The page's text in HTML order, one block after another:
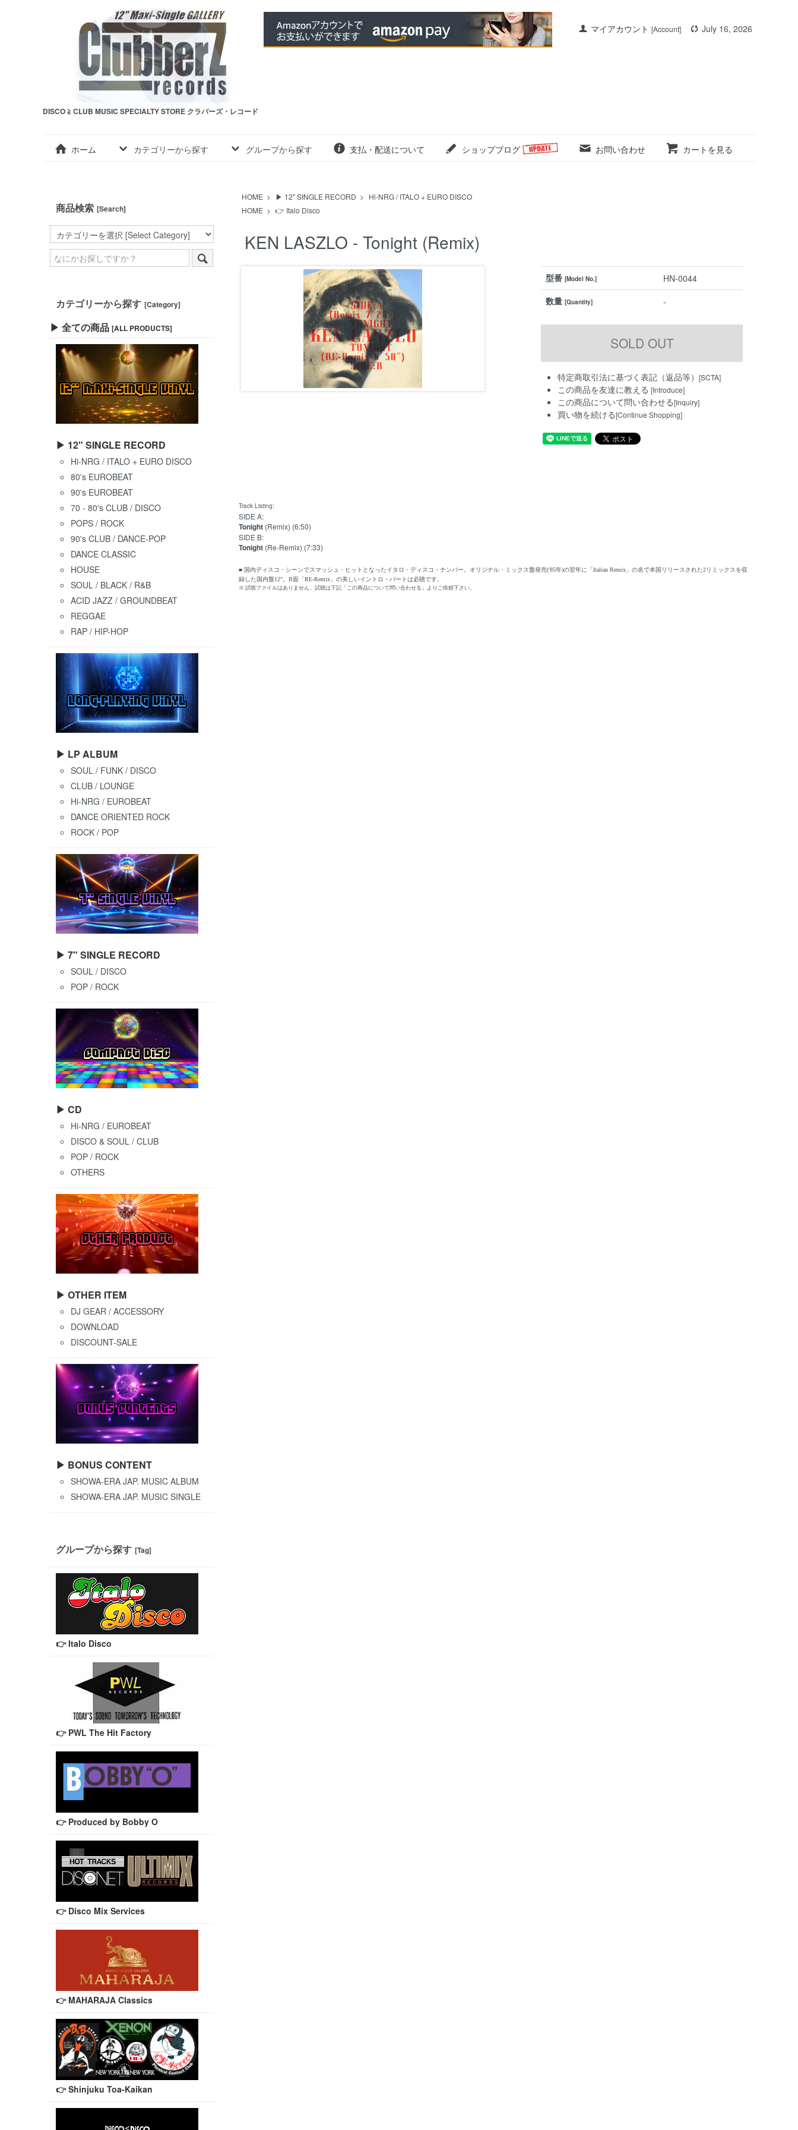
マイアカウント [Account] July 16, 2026
DISCO ≧ CLUB MUSIC SPECIALTY STORE クラバーズ・レコード
ホーム カテゴリーから探す グループから探す 支払・配送について ショップブログ お問い合わせ カートを見る
HOME > ▶ 12" SINGLE RECORD > Hi-NRG / ITALO + EURO DISCO
HOME > 👉 Italo Disco
KEN LASZLO - Tonight (Remix)
型番[Model No.]
HN-0044
数量[Quantity] -
特定商取引法に基づく表記（返品等）[SCTA]
この商品を友達に教える [Introduce]
この商品について問い合わせる[Inquiry]
買い物を続ける[Continue Shopping]
Track Listing:
SIDE A:
Tonight (Remix) (6:50)
SIDE B:
Tonight (Re-Remix) (7:33)
■ 国内ディスコ・シーンでスマッシュ・ヒットとなったイタロ・ディスコ・ナンバー。オリジナル・ミックス盤発売('85年)の翌年に「Italian Remix」の名で本国リリースされた2リミックスを収
録した国内盤12"。B面「RE-Remix」の美しいイントロ・パートは必聴です。
※ 試聴ファイルはありません。試聴は下記「この商品について問い合わせる」よりご依頼下さい。
商品検索 [Search]
カテゴリーから探す [Category]
▶ 全ての商品 [ALL PRODUCTS]
▶ 12" SINGLE RECORD
Hi-NRG / ITALO + EURO DISCO
80's EUROBEAT
90's EUROBEAT
70 - 80's CLUB / DISCO
POPS / ROCK
90's CLUB / DANCE-POP
DANCE CLASSIC
HOUSE
SOUL / BLACK / R&B
ACID JAZZ / GROUNDBEAT
REGGAE
RAP / HIP-HOP
▶ LP ALBUM
SOUL / FUNK / DISCO
CLUB / LOUNGE
Hi-NRG / EUROBEAT
DANCE ORIENTED ROCK
ROCK / POP
▶ 7" SINGLE RECORD
SOUL / DISCO
POP / ROCK
▶ CD
Hi-NRG / EUROBEAT
DISCO & SOUL / CLUB
POP / ROCK
OTHERS
▶ OTHER ITEM
DJ GEAR / ACCESSORY
DOWNLOAD
DISCOUNT-SALE
▶ BONUS CONTENT
SHOWA-ERA JAP. MUSIC ALBUM
SHOWA-ERA JAP. MUSIC SINGLE
グループから探す [Tag]
👉 Italo Disco
👉 PWL The Hit Factory
👉 Produced by Bobby O
👉 Disco Mix Services
👉 MAHARAJA Classics
👉 Shinjuku Toa-Kaikan